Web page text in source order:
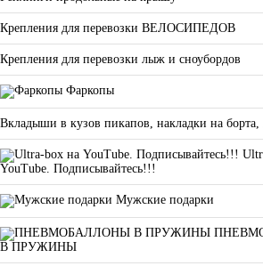
Крепления для перевозки ВЕЛОСИПЕДОВ
Крепления для перевозки лыж и сноубордов
Фаркопы
Вкладыши в кузов пикапов, накладки на
YouTube. Подписывайтесь!!!
Мужские подарки
В ПРУЖИНЫ